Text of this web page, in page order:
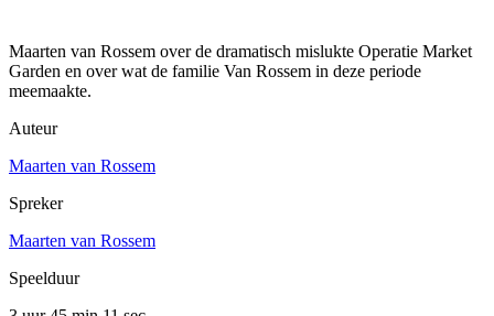
Maarten van Rossem over de dramatisch mislukte Operatie Market
Garden en over wat de familie Van Rossem in deze periode
meemaakte.
Auteur
Maarten van Rossem
Spreker
Maarten van Rossem
Speelduur